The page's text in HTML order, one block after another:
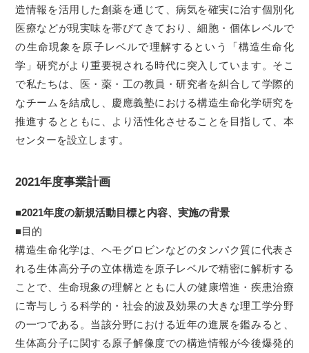
造情報を活用した創薬を通じて、病気を確実に治す個別化
医療などが現実味を帯びてきており、細胞・個体レベルで
の生命現象を原子レベルで理解するという「構造生命化
学」研究がより重要視される時代に突入しています。そこ
で私たちは、医・薬・工の教員・研究者を糾合して学際的
なチームを結成し、慶應義塾における構造生命化学研究を
推進するとともに、より活性化させることを目指して、本
センターを設立します。
2021年度事業計画
■2021年度の新規活動目標と内容、実施の背景
■目的
構造生命化学は、ヘモグロビンなどのタンパク質に代表さ
れる生体高分子の立体構造を原子レベルで精密に解析する
ことで、生命現象の理解とともに人の健康増進・疾患治療
に寄与しうる科学的・社会的波及効果の大きな理工学分野
の一つである。当該分野における近年の進展を鑑みると、
生体高分子に関する原子解像度での構造情報が今後爆発的